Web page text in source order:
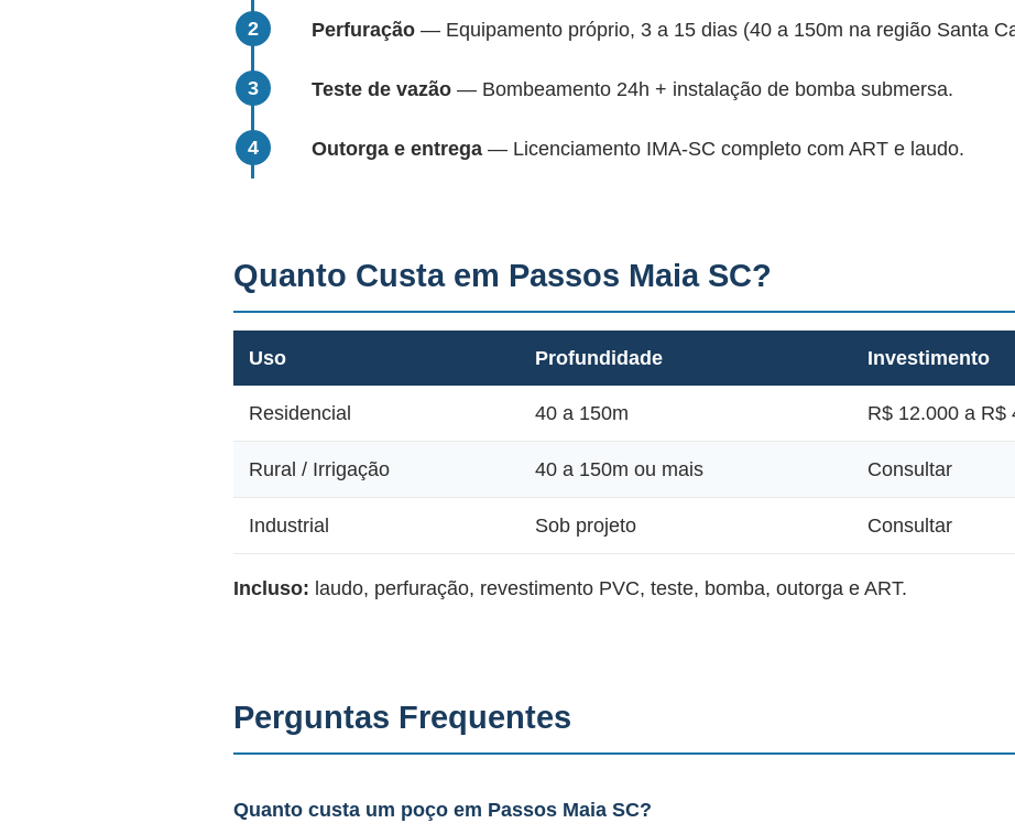
Perfuração — Equipamento próprio, 3 a 15 dias (40 a 150m na região Santa
Teste de vazão — Bombeamento 24h + instalação de bomba submersa.
Outorga e entrega — Licenciamento IMA-SC completo com ART e laudo.
Quanto Custa em Passos Maia SC?
Uso Profundidade Investimento
Residencial 40 a 150m R$ 12.000 a R$
Rural / Irrigação 40 a 150m ou mais Consultar
Industrial Sob projeto Consultar
Incluso: laudo, perfuração, revestimento PVC, teste, bomba, outorga e ART.
Perguntas Frequentes
Quanto custa um poço em Passos Maia SC?